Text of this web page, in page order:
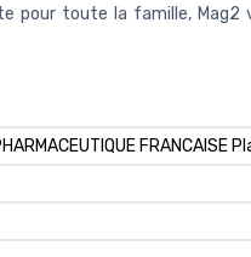
pour toute la famille, Mag2